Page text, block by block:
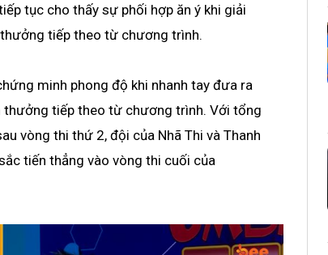
tục cho thấy sự phối hợp ăn ý khi giải
tiếp theo từ chương trình.
minh phong độ khi nhanh tay đưa ra
thưởng tiếp theo từ chương trình. Với tổng
vòng thi thứ 2, đội của Nhã Thi và Thanh
tiến thẳng vào vòng thi cuối của